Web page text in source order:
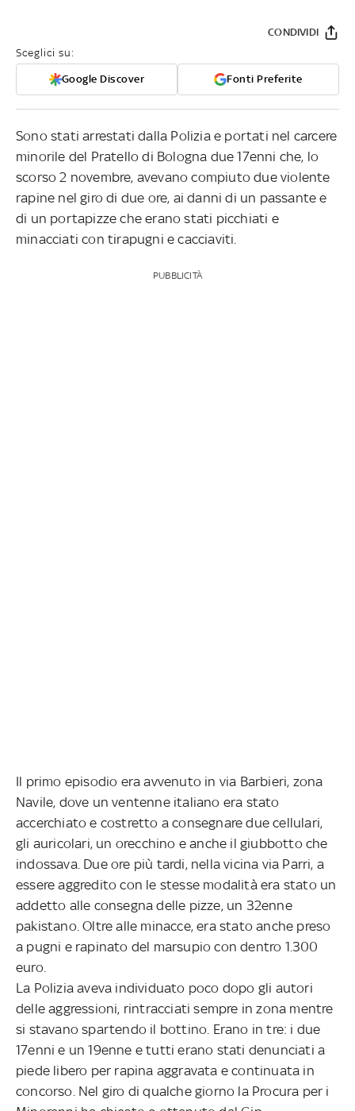
Sceglici su:
Google Discover Fonti Preferite
CONDIVIDI
Sono stati arrestati dalla Polizia e portati nel carcere
minorile del Pratello di Bologna due 17enni che, lo
scorso 2 novembre, avevano compiuto due violente
rapine nel giro di due ore, ai danni di un passante e
di un portapizze che erano stati picchiati e
minacciati con tirapugni e cacciaviti.
PUBBLICITÀ
Il primo episodio era avvenuto in via Barbieri, zona
Navile, dove un ventenne italiano era stato
accerchiato e costretto a consegnare due cellulari,
gli auricolari, un orecchino e anche il giubbotto che
indossava. Due ore più tardi, nella vicina via Parri, a
essere aggredito con le stesse modalità era stato un
addetto alle consegna delle pizze, un 32enne
pakistano. Oltre alle minacce, era stato anche preso
a pugni e rapinato del marsupio con dentro 1.300
euro.
La Polizia aveva individuato poco dopo gli autori
delle aggressioni, rintracciati sempre in zona mentre
si stavano spartendo il bottino. Erano in tre: i due
17enni e un 19enne e tutti erano stati denunciati a
piede libero per rapina aggravata e continuata in
concorso. Nel giro di qualche giorno la Procura per i